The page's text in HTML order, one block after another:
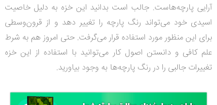
آرایی پارچه‌هاست. جالب است بدانید این خزه به دلیل خاصیت
اسیدی خود می‌تواند رنگ پارچه را تغییر دهد و از قرون‌وسطی
برای این منظور مورد استفاده قرار می‌گرفت. حتی امروز هم به شرط
علم کافی و دانستن اصول کار می‌توانید با استفاده از این خزه
تغییرات جالبی را در رنگ پارچه‌ها به وجود بیاورید.